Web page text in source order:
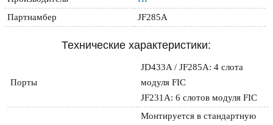
Партнамбер
JF285A
Технические характеристики:
Порты
JD433A / JF285A: 4 слота
модуля FIC
JF231A: 6 слотов модуля FIC
Монтируется в стандартную